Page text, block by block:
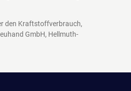
den Kraftstoffverbrauch,
GmbH, Hellmuth-